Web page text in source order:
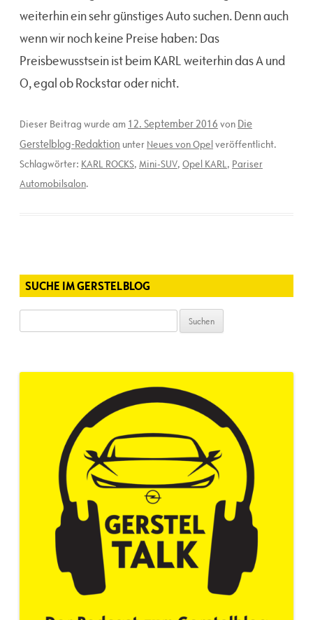
weiterhin ein sehr günstiges Auto suchen. Denn auch
wenn wir noch keine Preise haben: Das
Preisbewusstsein ist beim KARL weiterhin das A und
O, egal ob Rockstar oder nicht.
Dieser Beitrag wurde am 12. September 2016 von Die
Gerstelblog-Redaktion unter Neues von Opel veröffentlicht.
Schlagwörter: KARL ROCKS, Mini-SUV, Opel KARL, Pariser
Automobilsalon.
SUCHE IM GERSTELBLOG
nach: